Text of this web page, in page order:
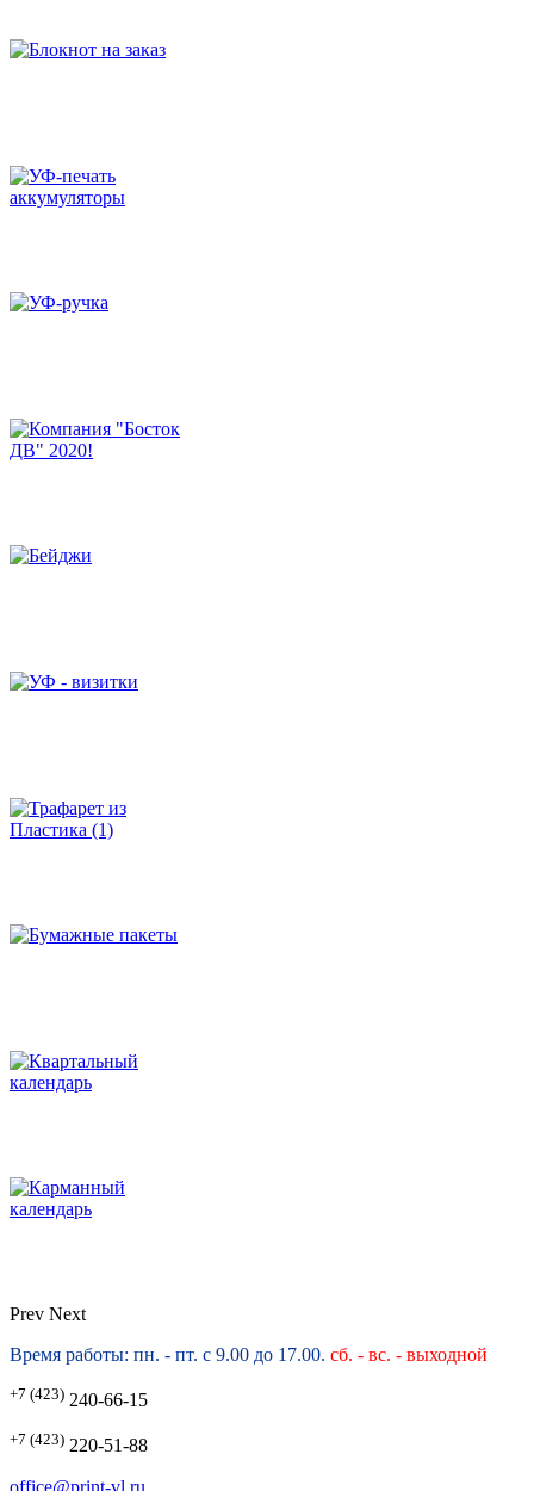
Prev Next
Время работы: пн. - пт. с 9.00 до 17.00. сб. - вс. - выходной
+7 (423) 240-66-15
+7 (423) 220-51-88
office@print-vl.ru